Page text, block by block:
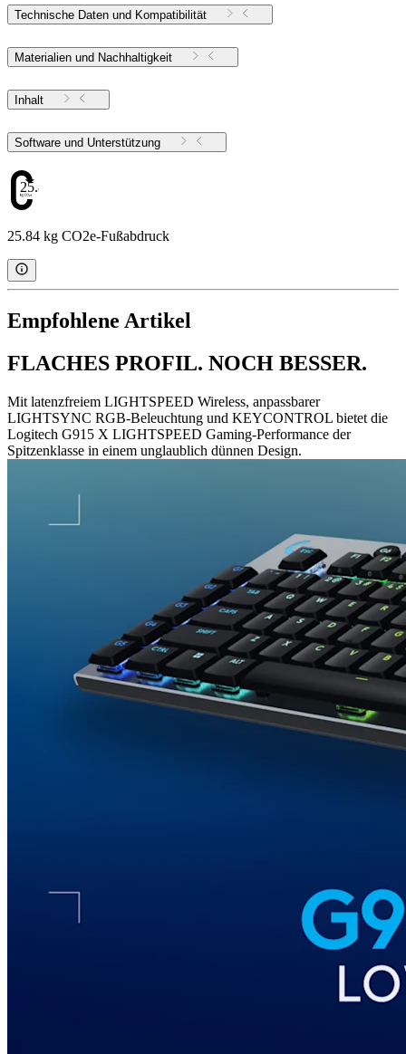
Technische Daten und Kompatibilität
Materialien und Nachhaltigkeit
Inhalt
Software und Unterstützung
25.84
25.84 kg CO2e-Fußabdruck
Empfohlene Artikel
FLACHES PROFIL. NOCH BESSER.
Mit latenzfreiem LIGHTSPEED Wireless, anpassbarer
LIGHTSYNC RGB-Beleuchtung und KEYCONTROL bietet die
Logitech G915 X LIGHTSPEED Gaming-Performance der
Spitzenklasse in einem unglaublich dünnen Design.